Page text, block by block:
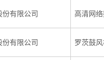
有限公司 高清网
有限公司 罗茨鼓